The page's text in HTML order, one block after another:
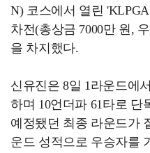
N) 코스에서 열린
차전(총상금 7000만 원,
을 차지했다.
신유진은 8일 1라운드에
하며 10언더파 61타로 단
예정됐던 최종 라운드가
운드 성적으로 우승자를